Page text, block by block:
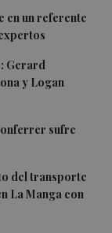
en un referente
Gerard
y Logan
sufre
del transporte
La Manga con